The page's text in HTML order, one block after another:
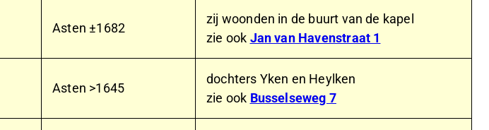
Asten ±1682
zij woonden in de buurt van de kapel
zie ook Jan van Havenstraat 1
Asten >1645
dochters Yken en Heylken
zie ook Busselseweg 7